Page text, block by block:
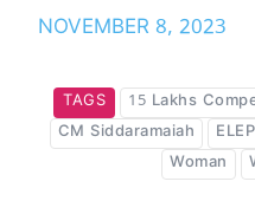
NOVEMBER 8, 2023
TAGS 15 Lakhs
CM Siddaramaiah
Woman